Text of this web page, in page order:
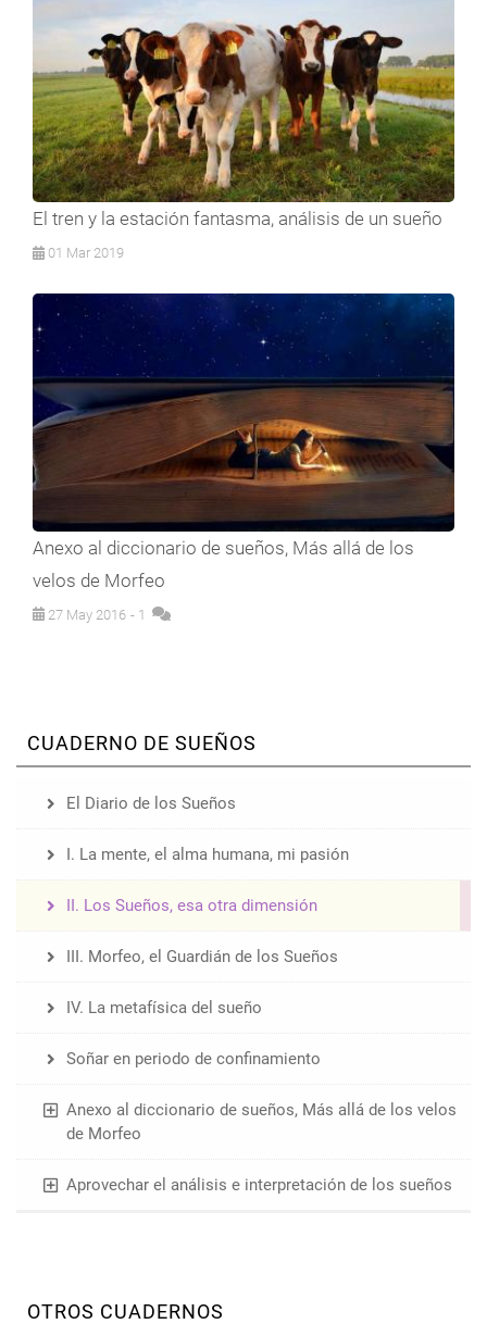
El tren y la estación fantasma, análisis de un sueño
01 Mar 2019
Anexo al diccionario de sueños, Más allá de los
velos de Morfeo
27 May 2016 - 1
CUADERNO DE SUEÑOS
El Diario de los Sueños
I. La mente, el alma humana, mi pasión
II. Los Sueños, esa otra dimensión
III. Morfeo, el Guardián de los Sueños
IV. La metafísica del sueño
Soñar en periodo de confinamiento
Anexo al diccionario de sueños, Más allá de los velos
de Morfeo
Aprovechar el análisis e interpretación de los sueños
OTROS CUADERNOS